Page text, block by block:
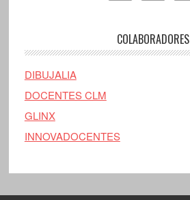
COLABORADORES
DIBUJALIA
DOCENTES CLM
GLINX
INNOVADOCENTES